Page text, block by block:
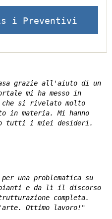
i Preventivi
grazie all'aiuto di un
mi ha messo in
che si rivelato molto
in materia. Mi hanno
tutti i miei desideri.
una problematica su
e da lì il discorso
completa.
Ottimo lavoro!"